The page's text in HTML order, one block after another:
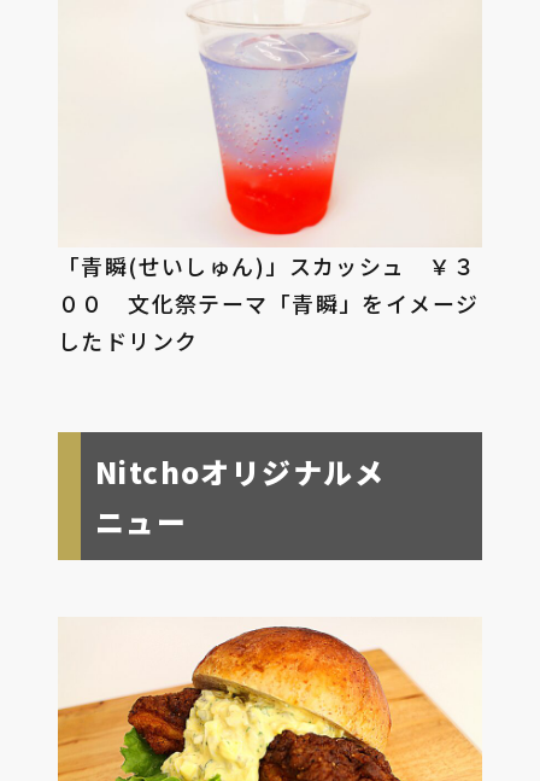
「青瞬(せいしゅん)」スカッシュ ￥３
００ 文化祭テーマ「青瞬」をイメージ
したドリンク
Nitchoオリジナルメ
ニュー